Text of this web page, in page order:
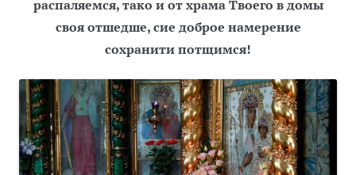
распаляемся, тако и от храма Твоего в домы
своя отшедше, сие доброе намерение
сохранити потщимся!